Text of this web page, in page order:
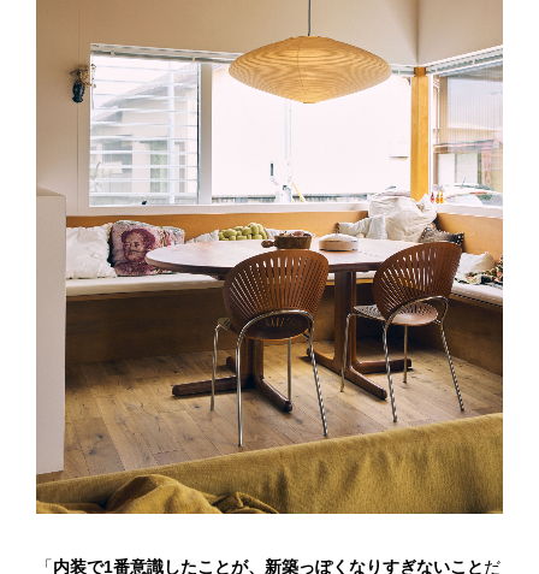
「内装で1番意識したことが、新築っぽくなりすぎないことだ